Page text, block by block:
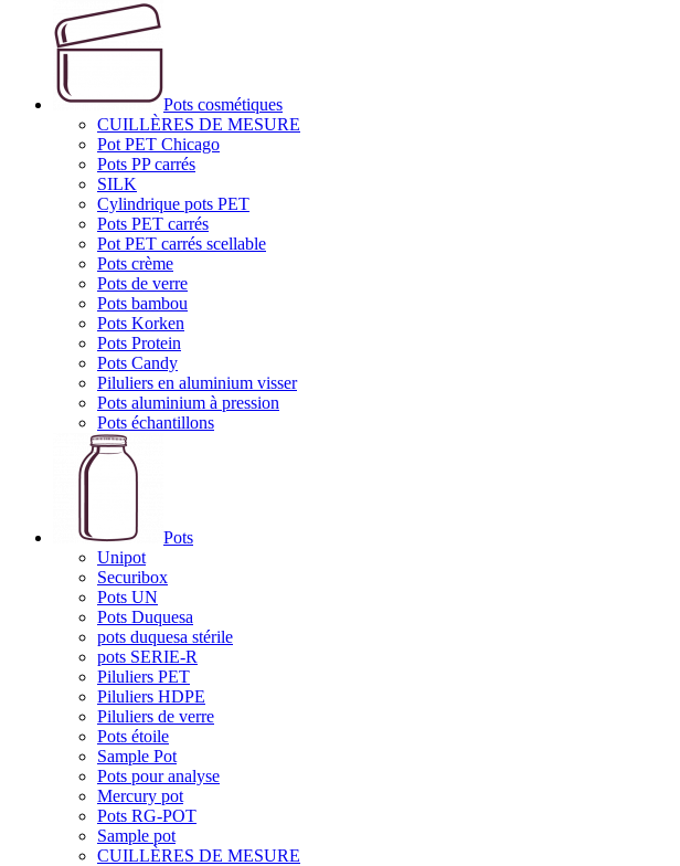
Pots cosmétiques
CUILLÈRES DE MESURE
Pot PET Chicago
Pots PP carrés
SILK
Cylindrique pots PET
Pots PET carrés
Pot PET carrés scellable
Pots crème
Pots de verre
Pots bambou
Pots Korken
Pots Protein
Pots Candy
Piluliers en aluminium visser
Pots aluminium à pression
Pots échantillons
Pots
Unipot
Securibox
Pots UN
Pots Duquesa
pots duquesa stérile
pots SERIE-R
Piluliers PET
Piluliers HDPE
Piluliers de verre
Pots étoile
Sample Pot
Pots pour analyse
Mercury pot
Pots RG-POT
Sample pot
CUILLÈRES DE MESURE